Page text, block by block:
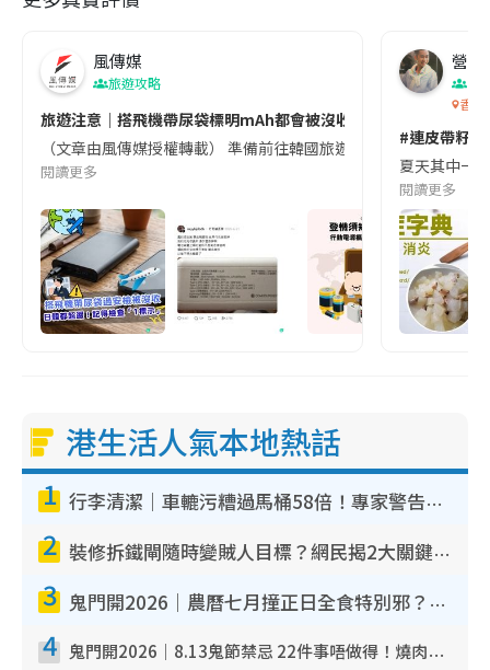
風傳媒
旅遊攻略
旅遊注意｜搭飛機帶尿袋標明mAh都會被沒收😱出發前切記檢查
（文章由風傳媒授權轉載） 準備前往韓國旅遊的民眾，近期要
閱讀更多
營養
香港
#連皮帶籽
夏天其中一
閱讀更多
港生活人氣本地熱話
1 行李清潔｜車轆污糟過馬桶58倍！專家警告忌用酒精抹 教1招免污手除菌
2 裝修拆鐵閘隨時變賊人目標？網民揭2大關鍵用途：裝新式等於白裝？附新舊鐵閘分別
3 鬼門開2026｜農曆七月撞正日全食特別邪？專家警告切忌做一事！揭4大禁忌+2招保平安
4 鬼門開2026｜8.13鬼節禁忌 22件事唔做得！燒肉、刺身要少食？半夜勿吹口哨/打呢個電話